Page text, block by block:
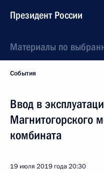
Президент России
Материалы по
События
Ввод в
Магнитогорского
комбината
19 июля 2019 года20:30